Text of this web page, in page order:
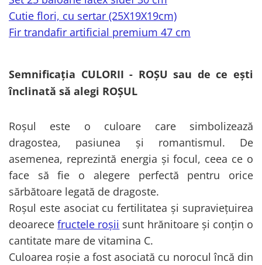
Cutie flori, cu sertar (25X19X19cm)
Fir trandafir artificial premium 47 cm
Semnificația CULORII - ROȘU sau de ce ești
înclinată să alegi ROȘUL
Roșul este o culoare care simbolizează
dragostea, pasiunea și romantismul. De
asemenea, reprezintă energia și focul, ceea ce o
face să fie o alegere perfectă pentru orice
sărbătoare legată de dragoste.
Roșul este asociat cu fertilitatea și supraviețuirea
deoarecefructele roșii sunt hrănitoare și conțin o
cantitate mare de vitamina C.
Culoarea roșie a fost asociată cu norocul încă din